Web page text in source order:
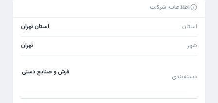
اطلاعات شرکت
استان استان تهران
شهر تهران
دسته‌بندی
فرش و صنایع دستی